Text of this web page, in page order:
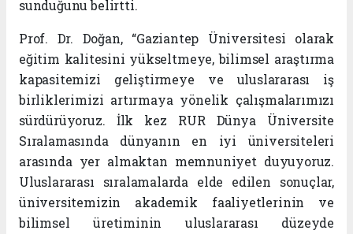
sunduğunu belirtti.
Prof. Dr. Doğan, “Gaziantep Üniversitesi olarak
eğitim kalitesini yükseltmeye, bilimsel araştırma
kapasitemizi geliştirmeye ve uluslararası iş
birliklerimizi artırmaya yönelik çalışmalarımızı
sürdürüyoruz. İlk kez RUR Dünya Üniversite
Sıralamasında dünyanın en iyi üniversiteleri
arasında yer almaktan memnuniyet duyuyoruz.
Uluslararası sıralamalarda elde edilen sonuçlar,
üniversitemizin akademik faaliyetlerinin ve
bilimsel üretiminin uluslararası düzeyde